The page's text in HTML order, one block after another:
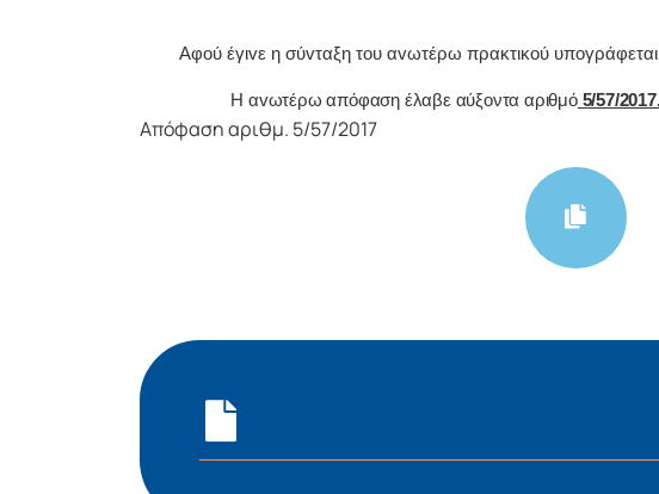
Αφoύ έγιvε η σύvταξη τoυ αvωτέρω πρακτικoύ
Η αvωτέρω απόφαση έλαβε αύξοντα αριθμό5/57/
Απόφαση αριθμ. 5/57/2017